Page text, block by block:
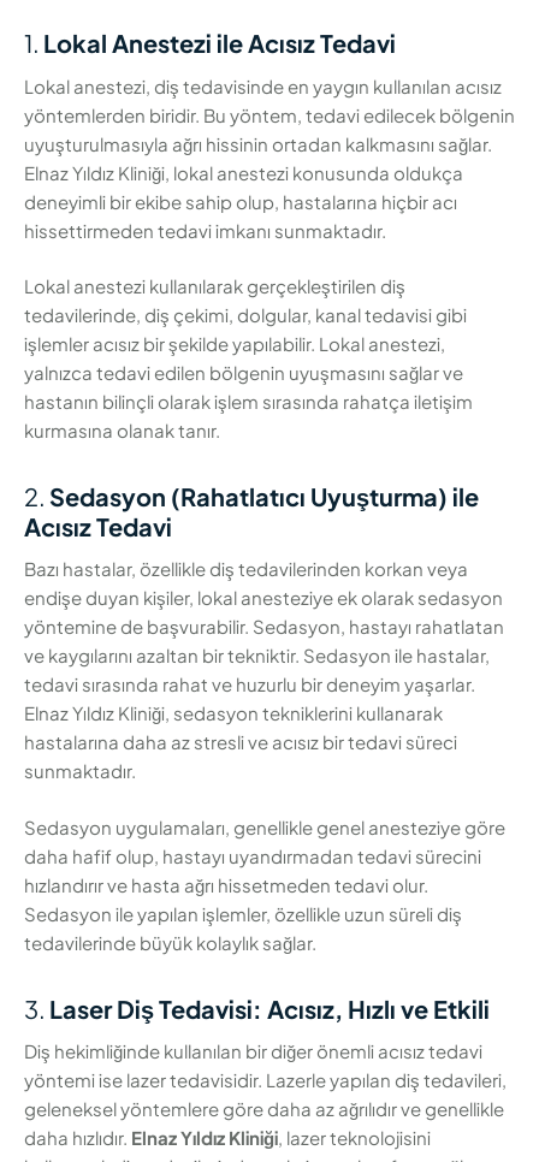
1. Lokal Anestezi ile Acısız Tedavi
Lokal anestezi, diş tedavisinde en yaygın kullanılan acısız
yöntemlerden biridir. Bu yöntem, tedavi edilecek bölgenin
uyuşturulmasıyla ağrı hissinin ortadan kalkmasını sağlar.
Elnaz Yıldız Kliniği, lokal anestezi konusunda oldukça
deneyimli bir ekibe sahip olup, hastalarına hiçbir acı
hissettirmeden tedavi imkanı sunmaktadır.
Lokal anestezi kullanılarak gerçekleştirilen diş
tedavilerinde, diş çekimi, dolgular, kanal tedavisi gibi
işlemler acısız bir şekilde yapılabilir. Lokal anestezi,
yalnızca tedavi edilen bölgenin uyuşmasını sağlar ve
hastanın bilinçli olarak işlem sırasında rahatça iletişim
kurmasına olanak tanır.
2. Sedasyon (Rahatlatıcı Uyuşturma) ile
Acısız Tedavi
Bazı hastalar, özellikle diş tedavilerinden korkan veya
endişe duyan kişiler, lokal anesteziye ek olarak sedasyon
yöntemine de başvurabilir. Sedasyon, hastayı rahatlatan
ve kaygılarını azaltan bir tekniktir. Sedasyon ile hastalar,
tedavi sırasında rahat ve huzurlu bir deneyim yaşarlar.
Elnaz Yıldız Kliniği, sedasyon tekniklerini kullanarak
hastalarına daha az stresli ve acısız bir tedavi süreci
sunmaktadır.
Sedasyon uygulamaları, genellikle genel anesteziye göre
daha hafif olup, hastayı uyandırmadan tedavi sürecini
hızlandırır ve hasta ağrı hissetmeden tedavi olur.
Sedasyon ile yapılan işlemler, özellikle uzun süreli diş
tedavilerinde büyük kolaylık sağlar.
3. Laser Diş Tedavisi: Acısız, Hızlı ve Etkili
Diş hekimliğinde kullanılan bir diğer önemli acısız tedavi
yöntemi ise lazer tedavisidir. Lazerle yapılan diş tedavileri,
geleneksel yöntemlere göre daha az ağrılıdır ve genellikle
daha hızlıdır. Elnaz Yıldız Kliniği, lazer teknolojisini